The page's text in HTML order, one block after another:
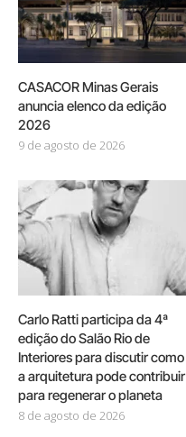
CASACOR Minas Gerais
anuncia elenco da edição
2026
9 de agosto de 2026
Carlo Ratti participa da 4ª
edição do Salão Rio de
Interiores para discutir como
a arquitetura pode contribuir
para regenerar o planeta
8 de agosto de 2026